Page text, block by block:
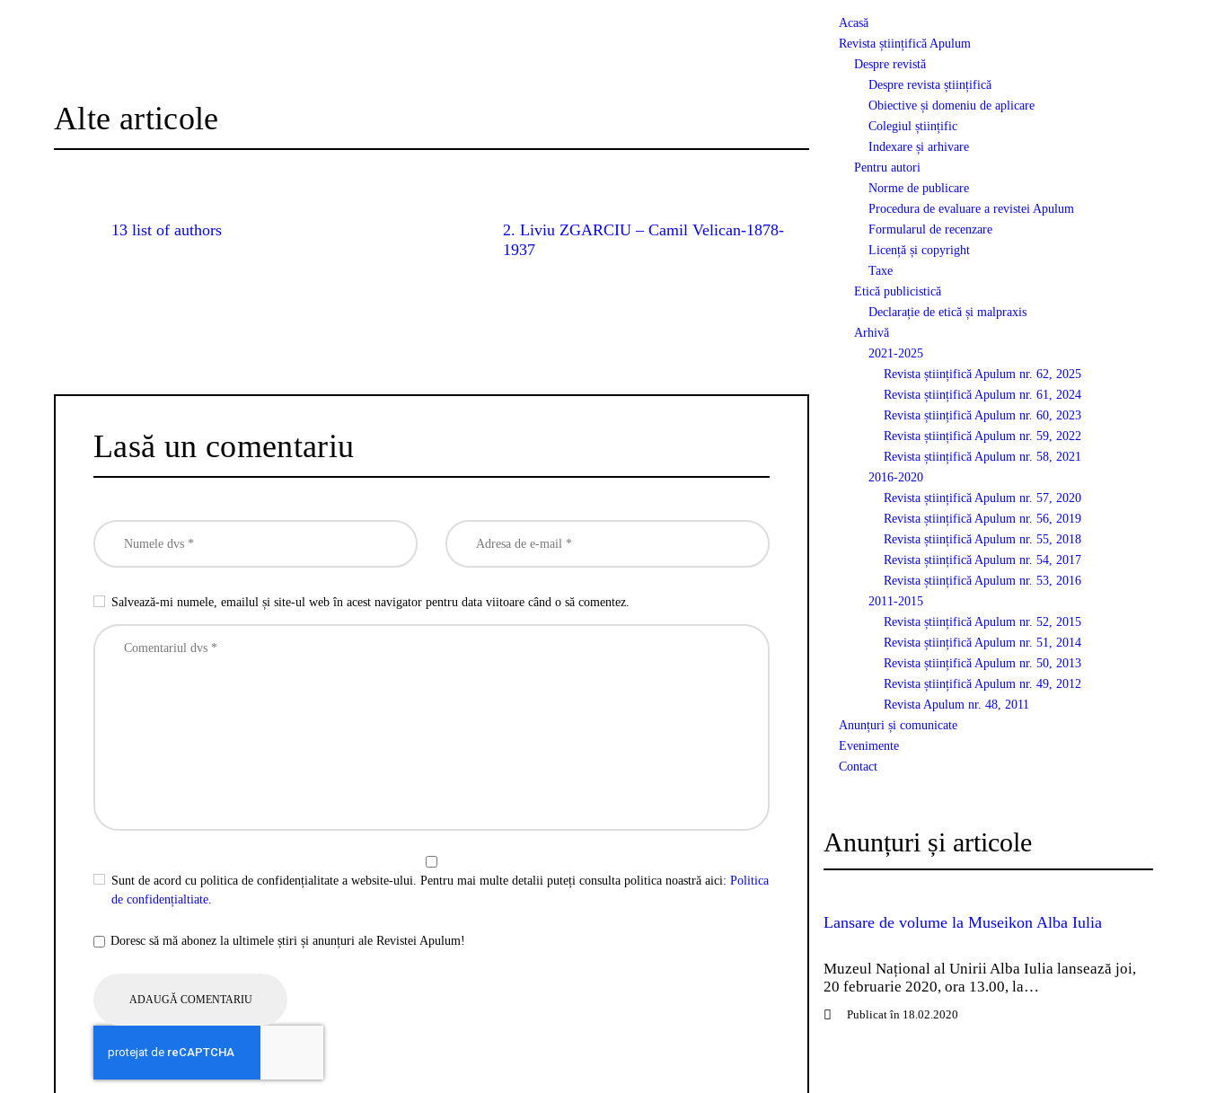
Alte articole
13 list of authors
2. Liviu ZGARCIU – Camil Velican-1878-
1937
Lasă un comentariu
Salvează-mi numele, emailul și site-ul web în acest navigator pentru data viitoare când o să comentez.
Sunt de acord cu politica de confidențialitate a website-ului. Pentru mai multe detalii puteți consulta politica noastră aici: Politica
de confidențialtiate.
Doresc să mă abonez la ultimele știri și anunțuri ale Revistei Apulum!
Acasă
Revista științifică Apulum
Despre revistă
Despre revista științifică
Obiective și domeniu de aplicare
Colegiul științific
Indexare și arhivare
Pentru autori
Norme de publicare
Procedura de evaluare a revistei Apulum
Formularul de recenzare
Licență și copyright
Taxe
Etică publicistică
Declarație de etică și malpraxis
Arhivă
2021-2025
Revista științifică Apulum nr. 62, 2025
Revista științifică Apulum nr. 61, 2024
Revista științifică Apulum nr. 60, 2023
Revista științifică Apulum nr. 59, 2022
Revista științifică Apulum nr. 58, 2021
2016-2020
Revista științifică Apulum nr. 57, 2020
Revista științifică Apulum nr. 56, 2019
Revista științifică Apulum nr. 55, 2018
Revista științifică Apulum nr. 54, 2017
Revista științifică Apulum nr. 53, 2016
2011-2015
Revista științifică Apulum nr. 52, 2015
Revista științifică Apulum nr. 51, 2014
Revista științifică Apulum nr. 50, 2013
Revista științifică Apulum nr. 49, 2012
Revista Apulum nr. 48, 2011
Anunțuri și comunicate
Evenimente
Contact
Anunțuri și articole
Lansare de volume la Museikon Alba Iulia
Muzeul Național al Unirii Alba Iulia lansează joi,
20 februarie 2020, ora 13.00, la…
Publicat în 18.02.2020